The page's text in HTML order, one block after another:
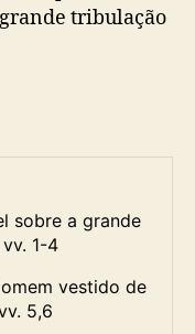
tribulação
sobre a grande
1-4
vestido de
5,6